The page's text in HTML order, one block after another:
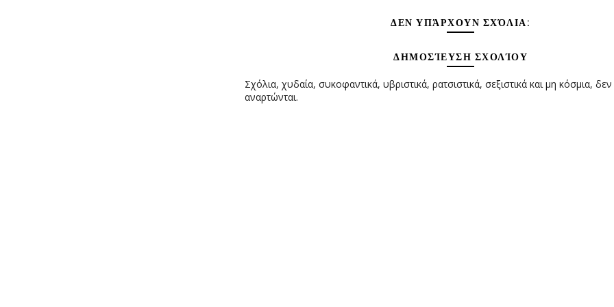
ΔΕΝ ΥΠΆΡΧΟΥΝ ΣΧΌΛΙΑ:
ΔΗΜΟΣΊΕΥΣΗ ΣΧΟΛΊΟΥ
Σχόλια, χυδαία, συκοφαντικά, υβριστικά, ρατσιστικά, σεξιστικά και μη κόσμια,
αναρτώνται.